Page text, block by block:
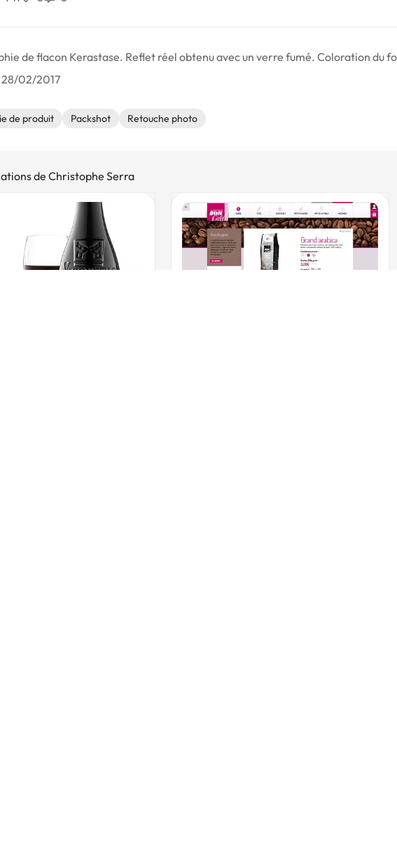
de flacon Kerastase. Reflet réel obtenu avec un verre fumé. Coloration du
28/02/2017
de produit Packshot Retouche photo
de Christophe Serra